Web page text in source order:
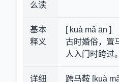
么读
基本
释义
[ kuà mǎ ān ]
古时婚俗，置
人入门时跨过。
详细
跨马鞍 [kuà